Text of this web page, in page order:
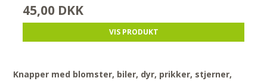
45,00 DKK
VIS PRODUKT
Knapper med blomster, biler, dyr, prikker, stjerner,